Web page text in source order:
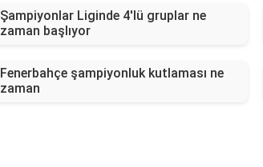
Şampiyonlar Liginde 4'lü gruplar ne
zaman başlıyor
Fenerbahçe şampiyonluk kutlaması ne
zaman